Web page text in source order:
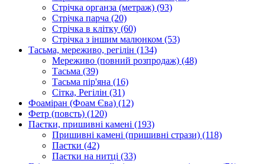
Стрічка органза (метраж) (93)
Стрічка парча (20)
Стрічка в клітку (60)
Стрічка з іншим малюнком (53)
Тасьма, мереживо, регілін (134)
Мереживо (повний розпродаж) (48)
Тасьма (39)
Тасьма пір'яна (16)
Сітка, Регілін (31)
Фоаміран (Фоам Єва) (12)
Фетр (повсть) (120)
Паєтки, пришивні камені (193)
Пришивні камені (пришивні стрази) (118)
Паєтки (42)
Паєтки на нитці (33)